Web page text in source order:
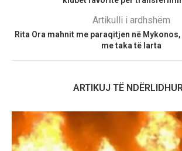
Artikulli i ardhshëm
Rita Ora mahnit me paraqitjen në
me taka të larta
ARTIKUJ TË